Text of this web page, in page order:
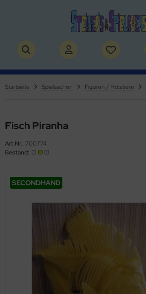
Startseite Spielsachen Figuren / Holztiere
Fisch Piranha
Art.Nr.: 700774
Bestand:
SECONDHAND